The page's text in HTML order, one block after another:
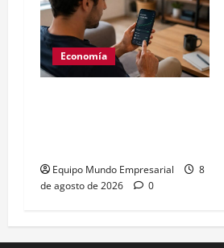
Economía
Equipo Mundo Empresarial
8
de agosto de 2026
0